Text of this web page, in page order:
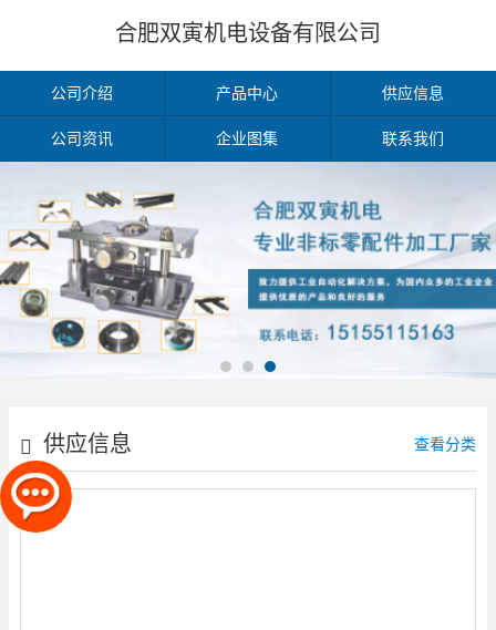
合肥双寅机电设备有限公司
公司介绍 产品中心 供应信息
公司资讯 企业图集 联系我们
供应信息 查看分类